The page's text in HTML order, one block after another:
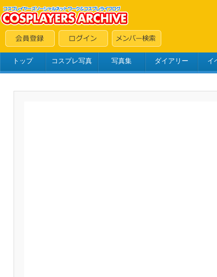
トップ コスプレ写真 写真集 ダイアリー イ